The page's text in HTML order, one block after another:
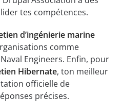
tes compétences.
d’ingénierie marine
comme
Engineers. Enfin, pour
Hibernate, ton meilleur
officielle de
précises.